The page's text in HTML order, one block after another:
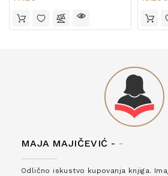
MAJA MAJIČEVIĆ - -
Odlično iskustvo kupovanja knjiga.